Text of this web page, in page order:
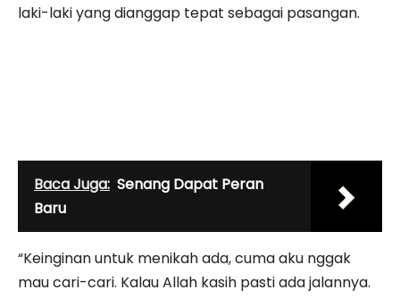
laki-laki yang dianggap tepat sebagai pasangan.
Baca Juga: Senang Dapat Peran
Baru
“Keinginan untuk menikah ada, cuma aku nggak
mau cari-cari. Kalau Allah kasih pasti ada jalannya.